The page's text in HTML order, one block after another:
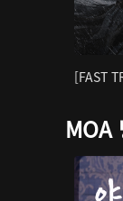
[FAST
MOA